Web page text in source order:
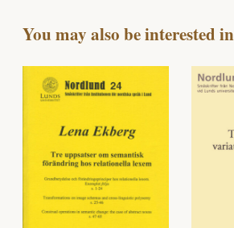
You may also be interested in